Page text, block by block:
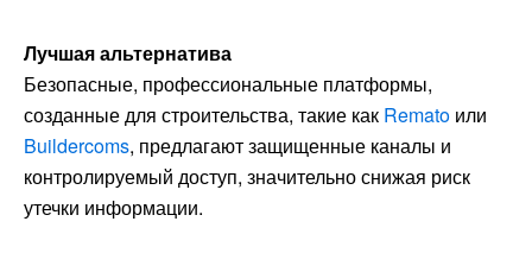
Лучшая альтернатива
Безопасные, профессиональные платформы,
созданные для строительства, такие как Remato или
Buildercoms, предлагают защищенные каналы и
контролируемый доступ, значительно снижая риск
утечки информации.